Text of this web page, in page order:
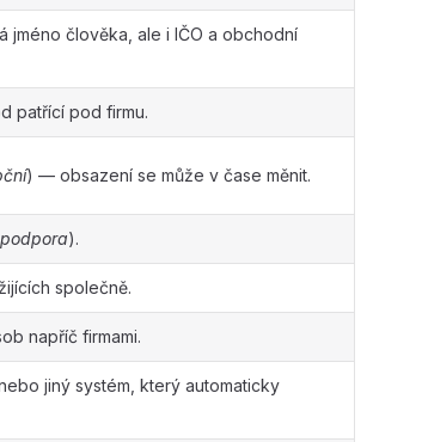
jméno člověka, ale i IČO a obchodní
patřící pod firmu.
) — obsazení se může v čase měnit.
).
společně.
napříč firmami.
jiný systém, který automaticky